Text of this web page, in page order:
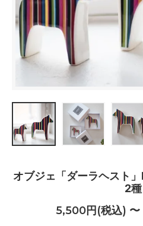
オブジェ「ダーラヘスト
2種
5,500円(税込) 〜